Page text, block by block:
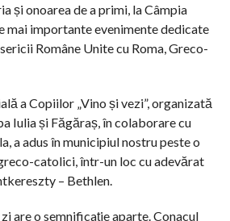
și onoarea de a primi, la Câmpia
mai importante evenimente dedicate
Române Unite cu Roma, Greco-
a Copiilor „Vino și vezi”, organizată
Iulia și Făgăraș, în colaborare cu
a adus în municipiul nostru peste o
catolici, într-un loc cu adevărat
– Bethlen.
are o semnificație aparte. Conacul